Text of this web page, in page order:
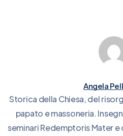
Angela
Storica della Chiesa, del
papato e massoneria.
seminari Redemptoris Mater